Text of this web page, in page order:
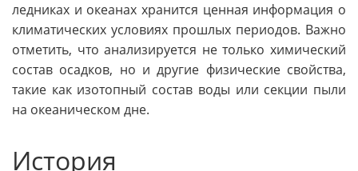
ледниках и океанах хранится ценная информация о
климатических условиях прошлых периодов. Важно
отметить, что анализируется не только химический
состав осадков, но и другие физические свойства,
такие как изотопный состав воды или секции пыли
на океаническом дне.
История